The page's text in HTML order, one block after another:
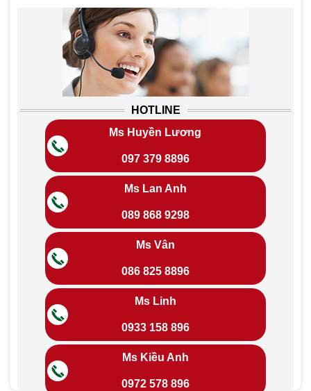
HOTLINE
Ms Huyền Lương
097 379 8896
Ms Lan Anh
089 868 9298
Ms Vân
086 825 8896
Ms Linh
0933 158 896
Ms Kiều Anh
0972 578 896